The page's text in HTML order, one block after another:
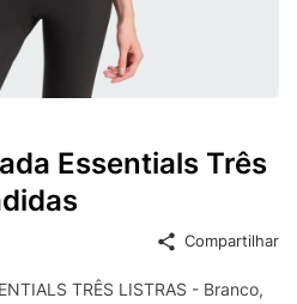
Essentials Três
Compartilhar
TRÊS LISTRAS - Branco,